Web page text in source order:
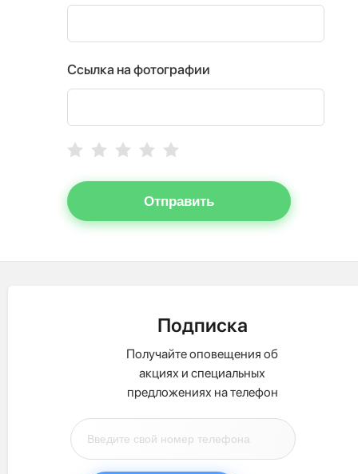
Ссылка на фотографии
Отправить
Подписка
Получайте оповещения об
акциях и специальных
предложениях на телефон